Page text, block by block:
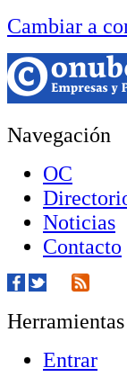
Cambiar a
Navegación
OC
Noticias
Contacto
Entrar